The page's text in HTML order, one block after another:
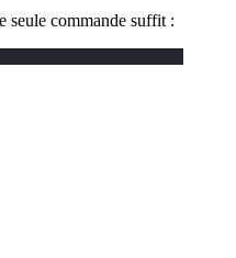
seule commande suffit :